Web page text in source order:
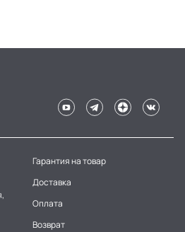
Гарантия на товар
Доставка
Оплата
Возврат